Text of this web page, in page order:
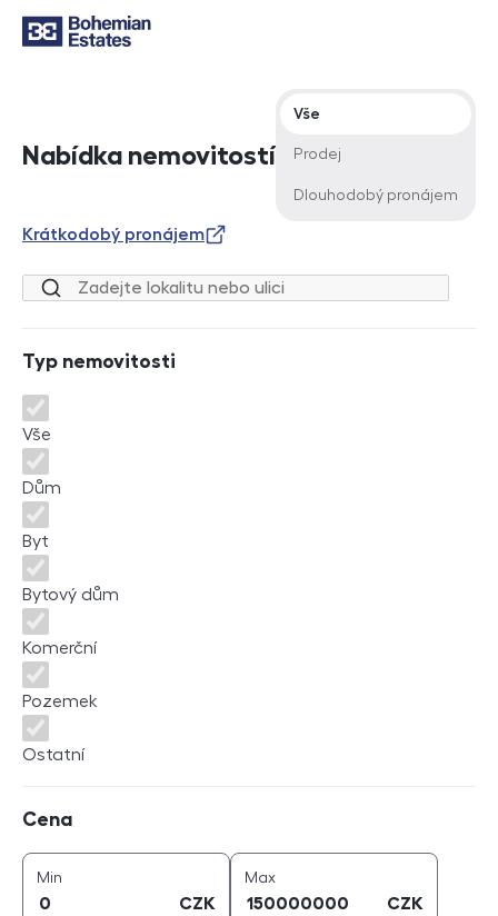
Nabídka nemovitostí
Typ nabídky
Vše
Prodej
Dlouhodobý pronájem
Krátkodobý pronájem
Lokalita nebo ulice
Typ nemovitosti
Typ nemovitosti
Vše
Dům
Byt
Bytový dům
Komerční
Pozemek
Ostatní
Cena
Min
CZK
Maxcena (
CZK